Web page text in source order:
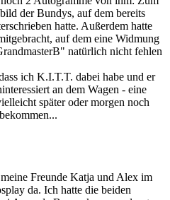
der Bundys, auf dem bereits
hatte. Außerdem hatte
auf dem eine Widmung
natürlich nicht fehlen
ich K.I.T.T. dabei habe und er
an dem Wagen - eine
später oder morgen noch
Freunde Katja und Alex im
da. Ich hatte die beiden